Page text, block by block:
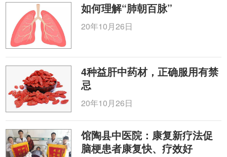
如何理解“肺朝百脉”
20年10月26日
4种益肝中药材，正确服用有禁
忌
20年10月26日
馆陶县中医院：康复新疗法促
脑梗患者康复快、疗效好